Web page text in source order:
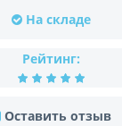
На складе
Рейтинг:
Оставить отзыв